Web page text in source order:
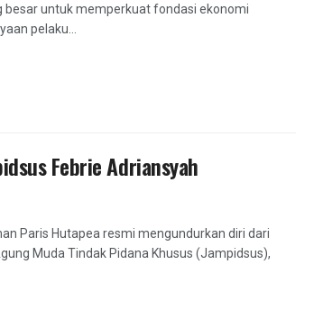
besar untuk memperkuat fondasi ekonomi
pelaku...
Febrie Adriansyah
Paris Hutapea resmi mengundurkan diri dari
Muda Tindak Pidana Khusus (Jampidsus),